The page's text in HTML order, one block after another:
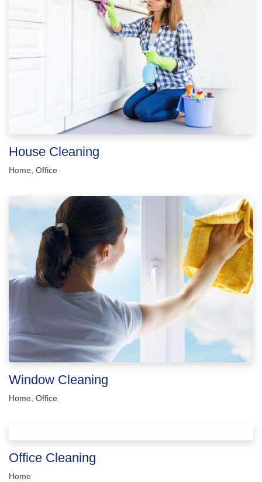
House Cleaning
Home, Office
Window Cleaning
Home Office
Office Cleaning
Home